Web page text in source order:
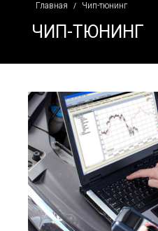
Главная / Чип-тюнинг
ЧИП-ТЮНИНГ